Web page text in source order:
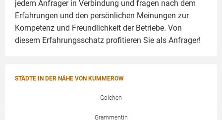
jedem Anfrager in Verbindung und fragen nach dem
Erfahrungen und den persönlichen Meinungen zur
Kompetenz und Freundlichkeit der Betriebe. Von
diesem Erfahrungsschatz profitieren Sie als Anfrager!
STÄDTE IN DER NÄHE VON KUMMEROW
Golchen
Grammentin